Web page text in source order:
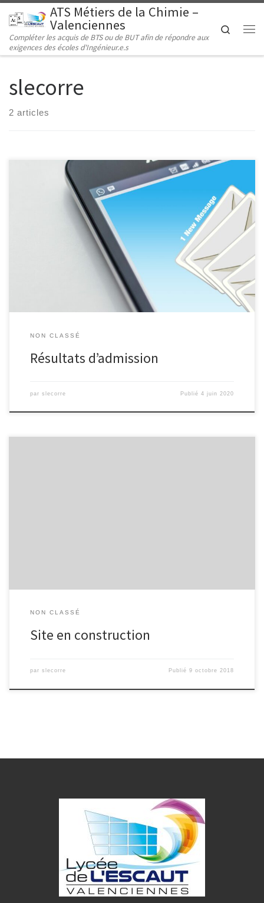
Passer au contenuATS Métiers de la Chimie –
Valenciennes
Compléter les acquis de BTS ou de BUT afin de répondre aux
exigences des écoles d'Ingénieur.e.s
Search
slecorre
2 articles
Les résultats des admissions pour la rentrée prochaine ont été
diffusés hier dans la soirée. En cas de question, ou si vous n’avez
reçu aucun mail de notre part, vous pouvez nous contacter à
l’adresse suivante : ats.valenciennes@gmail.com
NON CLASSÉ
Résultats d’admission
par slecorre Publié4 juin 2020
NON CLASSÉ
Site en construction
par slecorre Publié9 octobre 2018